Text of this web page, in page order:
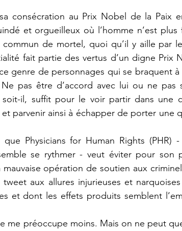
et orgueilleux où l’homme n’est plus
commun de mortel, quoi qu’il y aille par
fait partie des vertus d’un digne Prix
genre de personnages qui se braquent
pas être d’accord avec lui ou ne pas
il, suffit pour le voir partir dans une
parvenir ainsi à échapper de porter une
se rythmer - veut éviter pour son
opération de soutien aux
aux allures injurieuses et
et dont les effets produits semblent